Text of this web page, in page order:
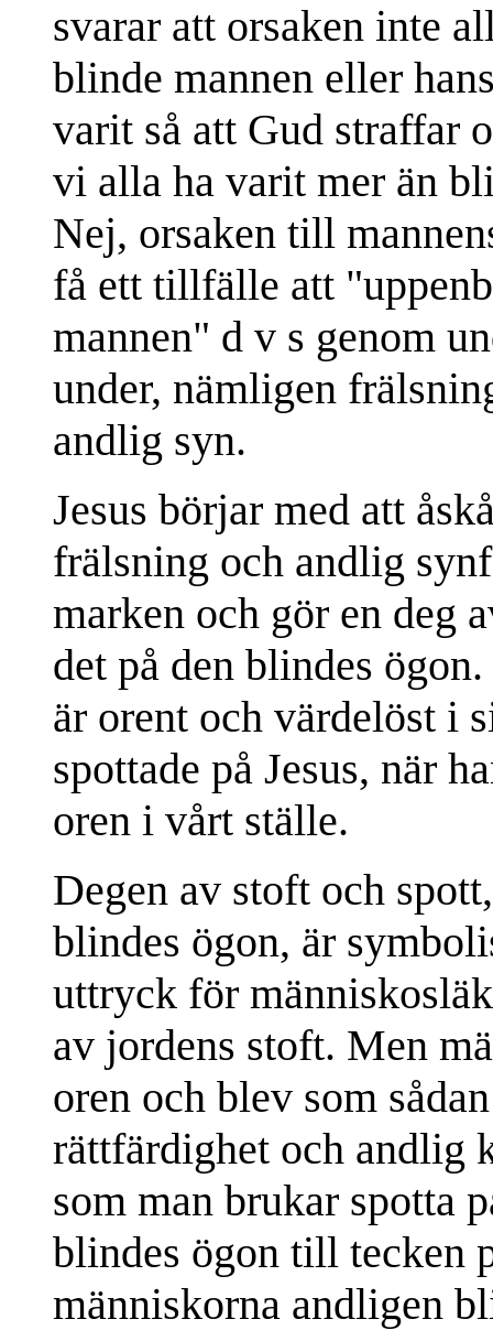
svarar att orsaken inte
blinde mannen eller
varit så att Gud straffar
vi alla ha varit mer än
Nej, orsaken till
få ett tillfälle att
mannen" d v s genom
under, nämligen
andlig syn.
Jesus börjar med att
frälsning och andlig
marken och gör en deg
det på den blindes
är orent och värdelöst i
spottade på Jesus, när
oren i vårt ställe.
Degen av stoft och
blindes ögon, är
uttryck för
av jordens stoft. Men
oren och blev som
rättfärdighet och andlig
som man brukar spotta
blindes ögon till tecken
människorna andligen